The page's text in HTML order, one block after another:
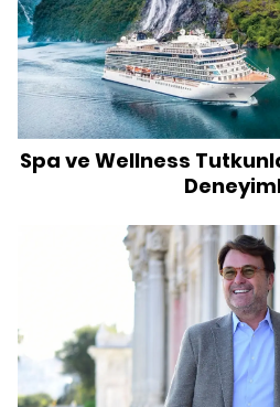
Spa ve Wellness